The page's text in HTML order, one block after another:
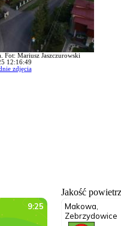
Fot: Mariusz Jaszczurowski
12:16:49
zdjęcia
Jakość